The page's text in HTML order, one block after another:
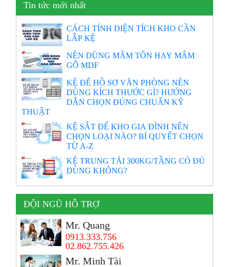
Tin tức mới nhất
CÁCH TÍNH DIỆN TÍCH KHO CẦN
LẮP KỆ
NÊN DÙNG MÂM TÔN HAY MÂM
GỖ MDF
KỆ ĐỂ HỒ SƠ VĂN PHÒNG NÊN
DÙNG KÍCH THƯỚC GÌ? HƯỚNG
DẪN CHỌN ĐÚNG CHUẨN KỸ
THUẬT
KỆ SẮT ĐỂ KHO GIA ĐÌNH NÊN
CHỌN LOẠI NÀO? BÍ QUYẾT CHỌN
TỪ A-Z
KỆ TRUNG TẢI 300KG/TẦNG CÓ ĐỦ
DÙNG KHÔNG?
ĐỘI NGŨ HỖ TRỢ
Mr. Quang
0913.333.756
02.862.755.426
Mr. Minh Tài